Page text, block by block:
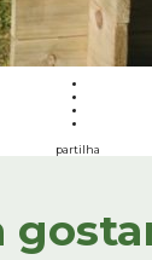
partilha